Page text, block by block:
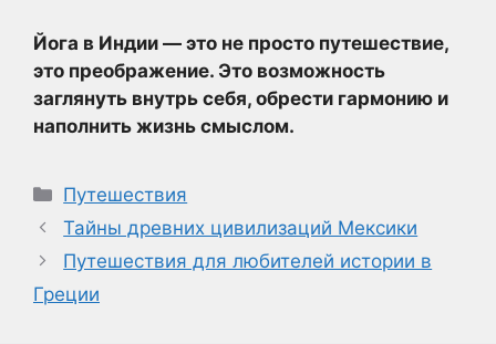
Йога в Индии — это не просто путешествие,
это преображение. Это возможность
заглянуть внутрь себя, обрести гармонию и
наполнить жизнь смыслом.
Рубрики
Путешествия
Тайны древних цивилизаций Мексики
Путешествия для любителей истории в
Греции